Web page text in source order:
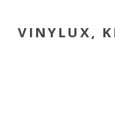
VINYLUX,